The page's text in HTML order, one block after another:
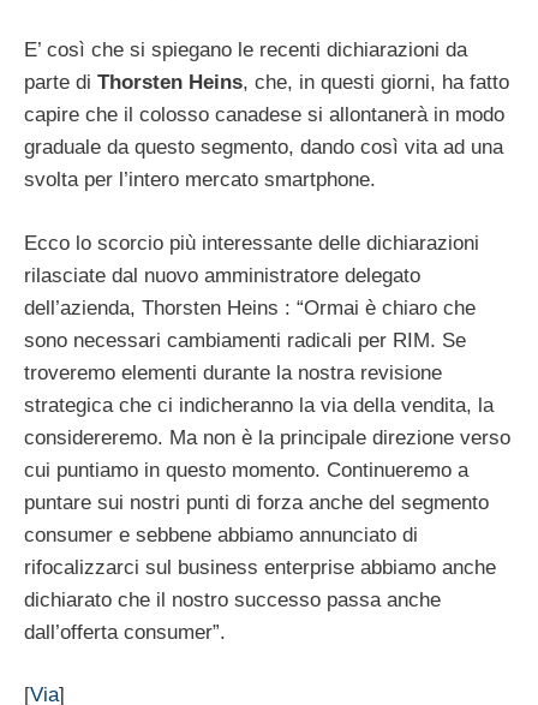
E’ così che si spiegano le recenti dichiarazioni da
parte di Thorsten Heins, che, in questi giorni, ha fatto
capire che il colosso canadese si allontanerà in modo
graduale da questo segmento, dando così vita ad una
svolta per l’intero mercato smartphone.
Ecco lo scorcio più interessante delle dichiarazioni
rilasciate dal nuovo amministratore delegato
dell’azienda, Thorsten Heins : “Ormai è chiaro che
sono necessari cambiamenti radicali per RIM. Se
troveremo elementi durante la nostra revisione
strategica che ci indicheranno la via della vendita, la
considereremo. Ma non è la principale direzione verso
cui puntiamo in questo momento. Continueremo a
puntare sui nostri punti di forza anche del segmento
consumer e sebbene abbiamo annunciato di
rifocalizzarci sul business enterprise abbiamo anche
dichiarato che il nostro successo passa anche
dall’offerta consumer”.
[Via]